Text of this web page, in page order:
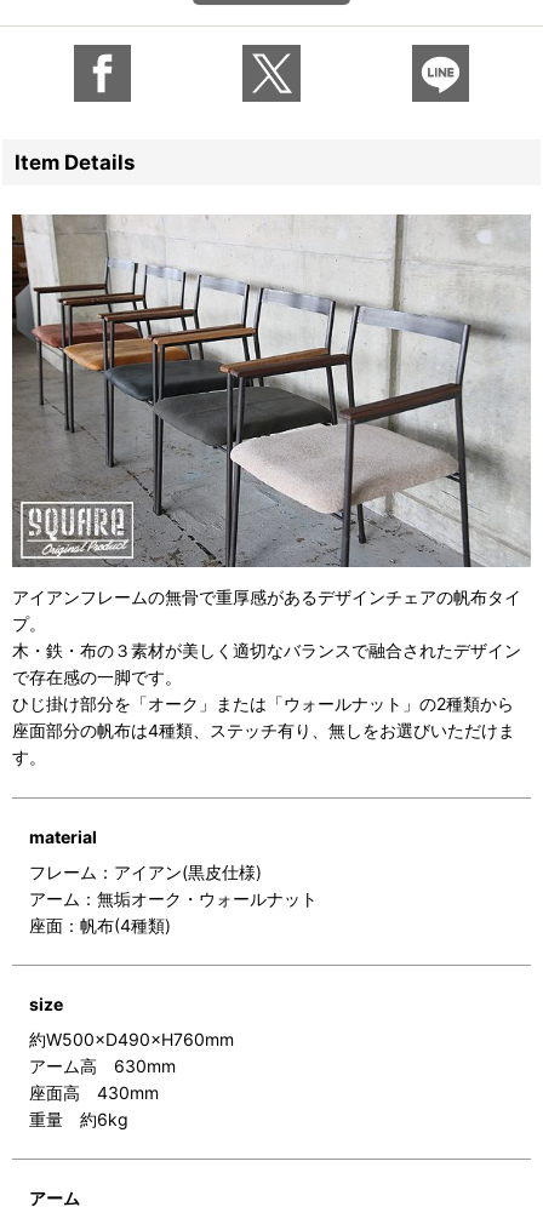
Item Details
アイアンフレームの無骨で重厚感があるデザインチェアの帆布タイ
プ。
木・鉄・布の３素材が美しく適切なバランスで融合されたデザイン
で存在感の一脚です。
ひじ掛け部分を「オーク」または「ウォールナット」の2種類から
座面部分の帆布は4種類、ステッチ有り、無しをお選びいただけま
す。
material
フレーム：アイアン(黒皮仕様)
アーム：無垢オーク・ウォールナット
座面：帆布(4種類)
size
約W500×D490×H760mm
アーム高 630mm
座面高 430mm
重量 約6kg
アーム